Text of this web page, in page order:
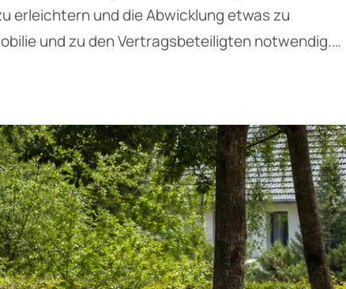
erleichtern und die Abwicklung etwas zu
und zu den Vertragsbeteiligten notwendig.…